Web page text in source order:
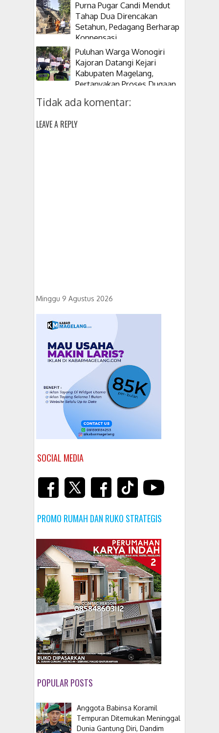
Purna Pugar Candi Mendut
Tahap Dua Direncakan
Setahun, Pedagang Berharap
Konpensasi
Puluhan Warga Wonogiri
Kajoran Datangi Kejari
Kabupaten Magelang,
Pertanyakan Proses Dugaan
Tidak ada komentar:
LEAVE A REPLY
Minggu 9 Agustus 2026
SOCIAL MEDIA
PROMO RUMAH DAN RUKO STRATEGIS
POPULAR POSTS
Anggota Babinsa Koramil
Tempuran Ditemukan Meninggal
Dunia Gantung Diri, Dandim